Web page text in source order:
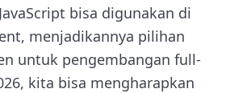
bisa digunakan di
menjadikannya pilihan
untuk pengembangan full-
kita bisa mengharapkan